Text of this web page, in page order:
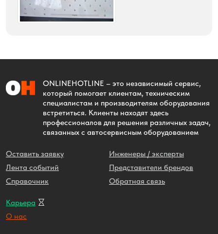
ONLINEHOTLINE – это независимый сервис,
который помогает клиентам, техническим
специалистам и производителям оборудования
встретиться. Клиенты находят здесь
профессионалов для решения различных задач,
связанных с автосервисным оборудованием
Оставить заявку
Лента событий
Справочник
Инженеры / эксперты
Представители брендов
Обратная связь
Карьера
О нас